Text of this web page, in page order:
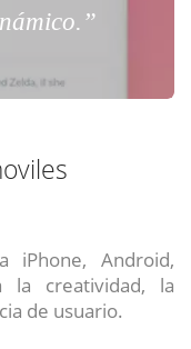
iPhone, Android,
la creatividad, la
de usuario.